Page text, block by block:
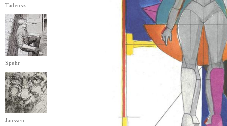
Tadeusz
Spehr
Janssen